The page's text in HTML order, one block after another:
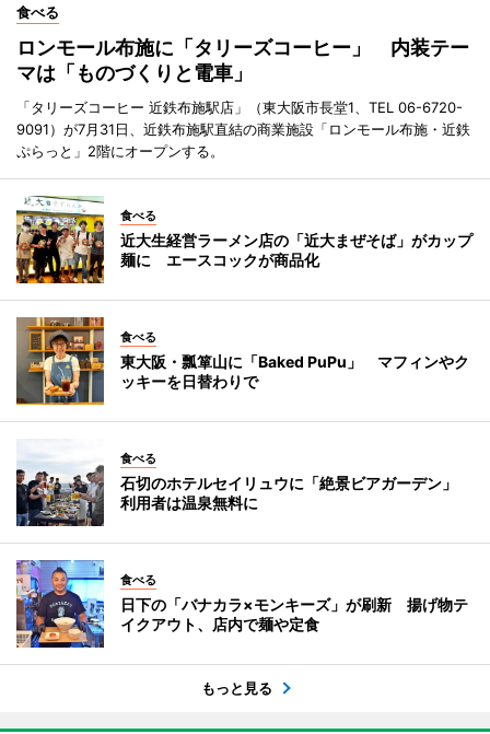
食べる
ロンモール布施に「タリーズコーヒー」 内装テー
マは「ものづくりと電車」
「タリーズコーヒー 近鉄布施駅店」（東大阪市長堂1、TEL 06-6720-
9091）が7月31日、近鉄布施駅直結の商業施設「ロンモール布施・近鉄
ぷらっと」2階にオープンする。
食べる
近大生経営ラーメン店の「近大まぜそば」がカップ
麺に エースコックが商品化
食べる
東大阪・瓢箪山に「Baked PuPu」 マフィンやク
ッキーを日替わりで
食べる
石切のホテルセイリュウに「絶景ビアガーデン」
利用者は温泉無料に
食べる
日下の「バナカラ×モンキーズ」が刷新 揚げ物テ
イクアウト、店内で麺や定食
もっと見る